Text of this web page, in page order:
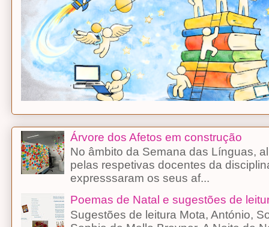
Árvore dos Afetos em construção
No âmbito da Semana das Línguas,
pelas respetivas docentes da
expresssaram os seus af...
Poemas de Natal e sugestões de
Sugestões de leitura Mota, António,